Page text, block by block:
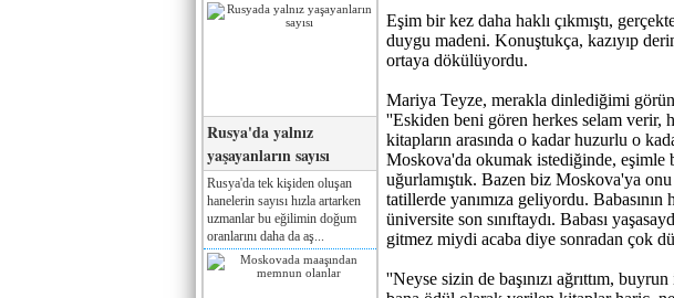
Rusya'da yalnız
yaşayanların sayısı
Rusya'da tek kişiden oluşan
hanelerin sayısı hızla artarken
uzmanlar bu eğilimin doğum
oranlarını daha da aş...
Eşim bir kez daha haklı çıkmıştı,
duygu madeni. Konuştukça, kazıyıp
ortaya dökülüyordu.
Mariya Teyze, merakla dinlediğimi
''Eskiden beni gören herkes selam verir,
kitapların arasında o kadar huzurlu o
Moskova'da okumak istediğinde,
uğurlamıştık. Bazen biz Moskova'ya
tatillerde yanımıza geliyordu. Babasının
üniversite son sınıftaydı. Babası
gitmez miydi acaba diye sonradan çok
''Neyse sizin de başınızı ağrıttım,